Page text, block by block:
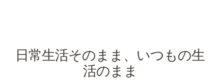
日常生活そのまま、いつもの生
活のまま​